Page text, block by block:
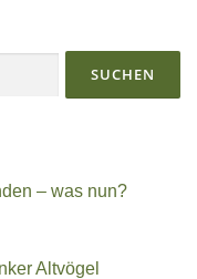
– was nun?
Altvögel